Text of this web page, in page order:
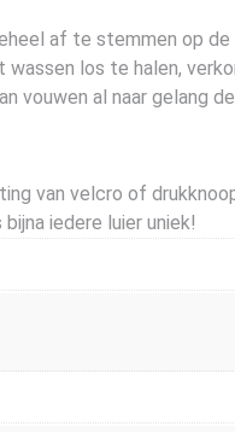
af te stemmen op
los te halen,
vouwen al naar gelang
van velcro of
iedere luier uniek!